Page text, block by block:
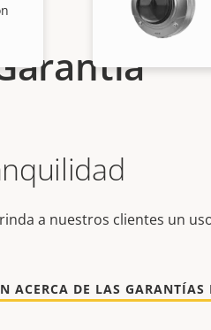
a nuestros clientes un
ACERCA DE LAS GARANTÍAS